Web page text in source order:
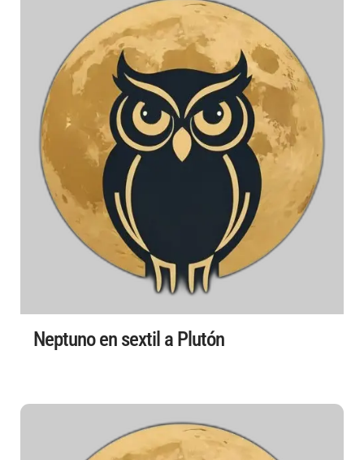
Neptuno en sextil a Plutón